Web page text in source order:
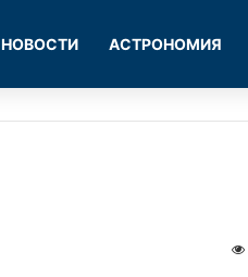
НОВОСТИ АСТРОНОМИЯ